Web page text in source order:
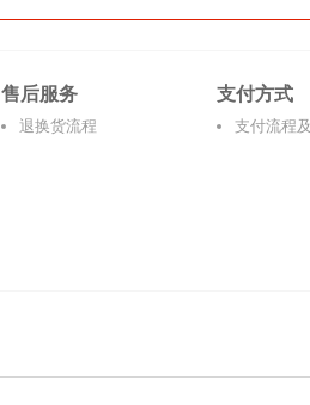
售后服务
退换货流程
支付方式
支付流程